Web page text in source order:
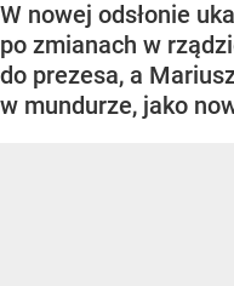
W nowej odsłonie
po zmianach w
do prezesa, a
w mundurze, jako